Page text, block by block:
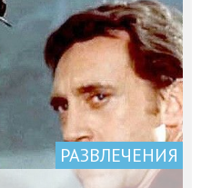
РАЗВЛЕЧЕНИЯ